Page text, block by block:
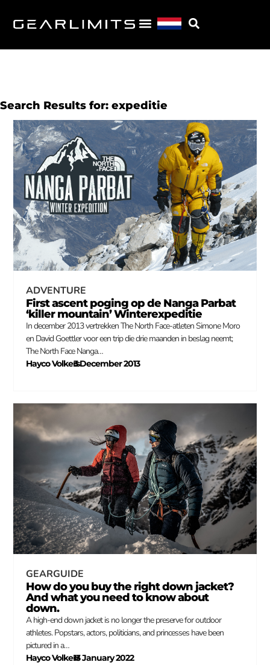
Search Results for: expeditie
ADVENTURE
First ascent poging op de Nanga Parbat
‘killer mountain’ Winterexpeditie
In december 2013 vertrekken The North Face-atleten Simone Moro
en David Goettler voor een trip die drie maanden in beslag neemt;
The North Face Nanga…
Hayco Volkers
–
3 December 2013
GEARGUIDE
How do you buy the right down jacket?
And what you need to know about
down.
A high-end down jacket is no longer the preserve for outdoor
athletes. Popstars, actors, politicians, and princesses have been
pictured in a…
Hayco Volkers
–
13 January 2022